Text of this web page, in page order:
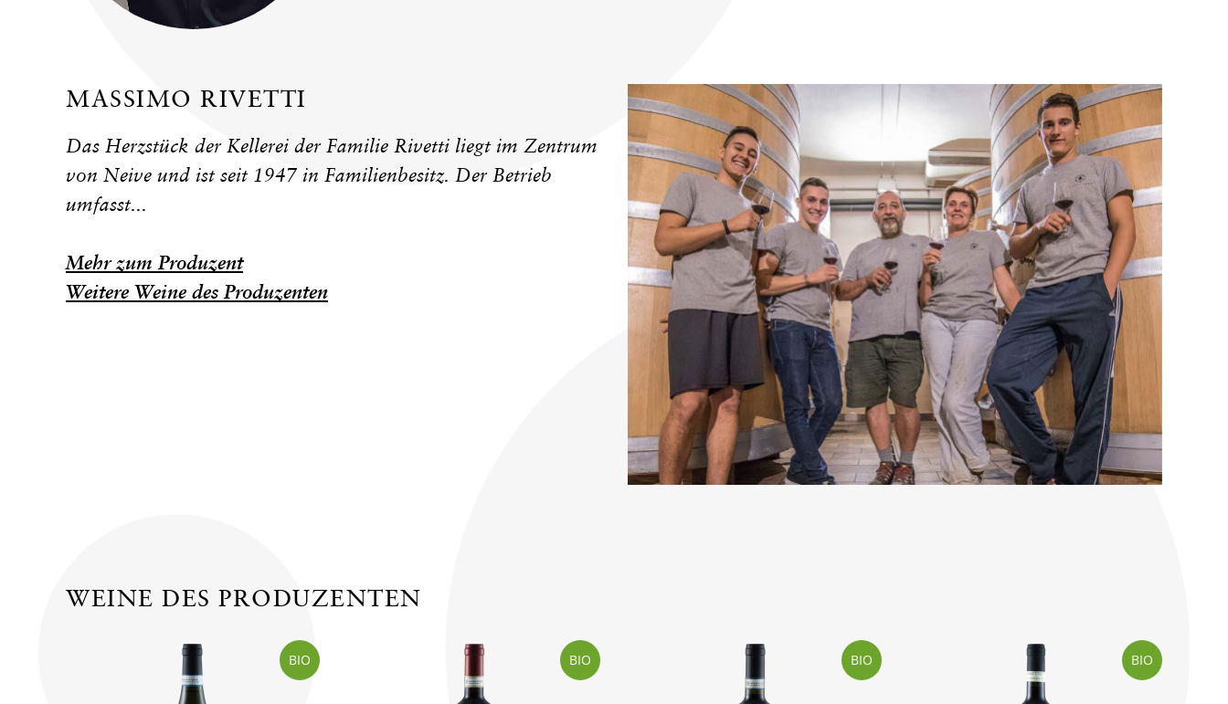
MASSIMO RIVETTI
Das Herzstück der Kellerei der Familie Rivetti liegt im Zentrum
von Neive und ist seit 1947 in Familienbesitz. Der Betrieb
umfasst...
Mehr zum Produzent
Weitere Weine des Produzenten
WEINE DES PRODUZENTEN
BIO BIO BIO BIO